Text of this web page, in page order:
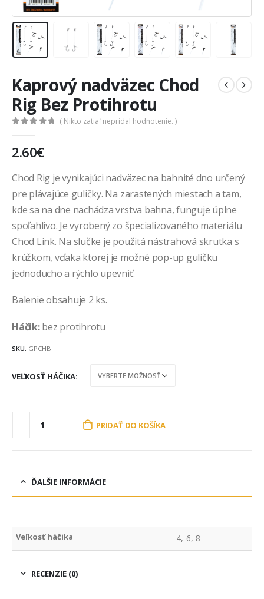
Kaprový nadväzec Chod
Rig Bez Protihrotu
( Nikto zatiaľ nepridal hodnotenie. )
2.60€
Chod Rig je vynikajúci nadväzec na bahnité dno určený
pre plávajúce guličky. Na zarastených miestach a tam,
kde sa na dne nachádza vrstva bahna, funguje úplne
spoľahlivo. Je vyrobený zo špecializovaného materiálu
Chod Link. Na slučke je použitá nástrahová skrutka s
krúžkom, vďaka ktorej je možné pop-up guličku
jednoducho a rýchlo upevniť.
Balenie obsahuje 2 ks.
Háčik:bez protihrotu
SKU: GPCHB
VEĽKOSŤ HÁČIKA
PRIDAŤ DO KOŠÍKA
ĎALŠIE INFORMÁCIE
Veľkosť háčika 4, 6, 8
RECENZIE (0)